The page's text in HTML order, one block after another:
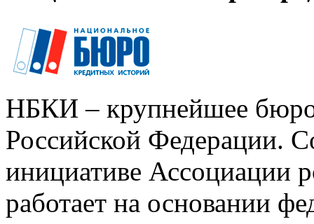
НБКИ – крупнейшее
Российской Федерации.
инициативе Ассоциации
работает на основании